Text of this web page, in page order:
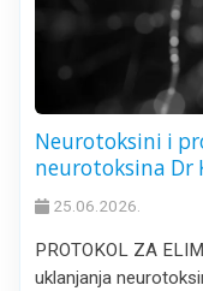
Neurotoksini i
neurotoksina Dr
25.06.2026.
PROTOKOL ZA
uklanjanja